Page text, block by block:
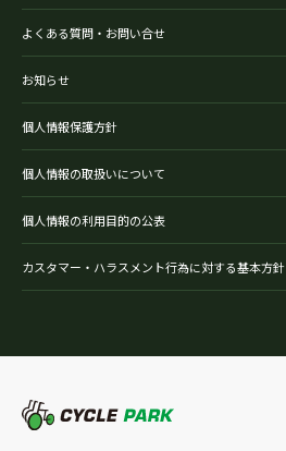
よくある質問・お問い合せ
お知らせ
個人情報保護方針
個人情報の取扱いについて
個人情報の利用目的の公表
カスタマー・ハラスメント行為に対する基本方針